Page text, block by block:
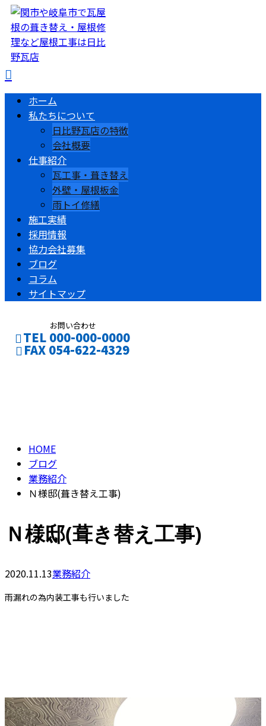
ホーム
私たちについて
日比野瓦店の特徴
会社概要
仕事紹介
瓦工事・葺き替え
外壁・屋根板金
雨トイ修繕
施工実績
採用情報
協力会社募集
ブログ
コラム
サイトマップ
お問い合わせ
TEL 000-000-0000
FAX 054-622-4329
HOME
ブログ
業務紹介
Ｎ様邸(葺き替え工事)
Ｎ様邸(葺き替え工事)
2020.11.13業務紹介
雨漏れの為内装工事も行いました